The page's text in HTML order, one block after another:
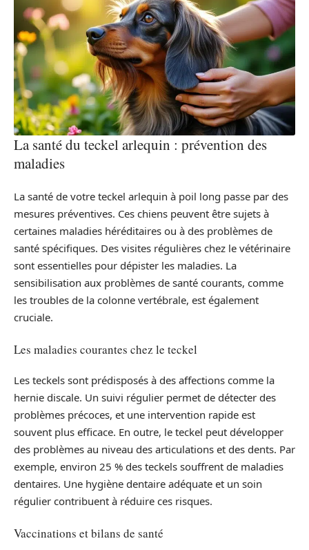
La santé du teckel arlequin : prévention des
maladies
La santé de votre teckel arlequin à poil long passe par des
mesures préventives. Ces chiens peuvent être sujets à
certaines maladies héréditaires ou à des problèmes de
santé spécifiques. Des visites régulières chez le vétérinaire
sont essentielles pour dépister les maladies. La
sensibilisation aux problèmes de santé courants, comme
les troubles de la colonne vertébrale, est également
cruciale.
Les maladies courantes chez le teckel
Les teckels sont prédisposés à des affections comme la
hernie discale. Un suivi régulier permet de détecter des
problèmes précoces, et une intervention rapide est
souvent plus efficace. En outre, le teckel peut développer
des problèmes au niveau des articulations et des dents. Par
exemple, environ 25 % des teckels souffrent de maladies
dentaires. Une hygiène dentaire adéquate et un soin
régulier contribuent à réduire ces risques.
Vaccinations et bilans de santé